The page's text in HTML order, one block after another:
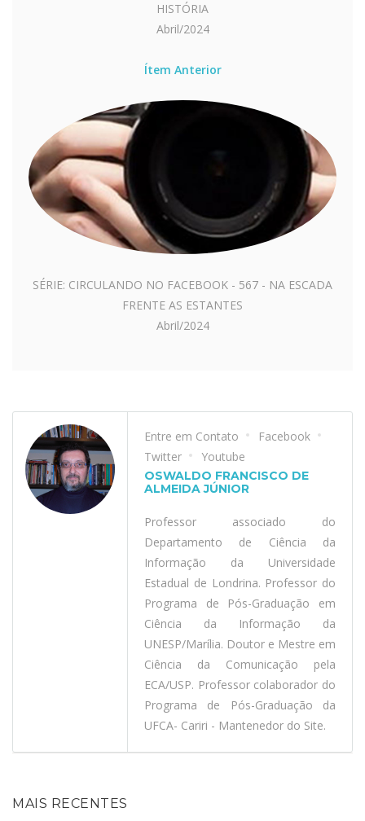
HISTÓRIA
Abril/2024
Ítem Anterior
SÉRIE: CIRCULANDO NO FACEBOOK - 567 - NA ESCADA
FRENTE AS ESTANTES
Abril/2024
Entre em Contato
Facebook
Twitter
Youtube
OSWALDO FRANCISCO DE
ALMEIDA JÚNIOR
Professor associado do
Departamento de Ciência da
Informação da Universidade
Estadual de Londrina. Professor do
Programa de Pós-Graduação em
Ciência da Informação da
UNESP/Marília. Doutor e Mestre em
Ciência da Comunicação pela
ECA/USP. Professor colaborador do
Programa de Pós-Graduação da
UFCA- Cariri - Mantenedor do Site.
MAIS RECENTES